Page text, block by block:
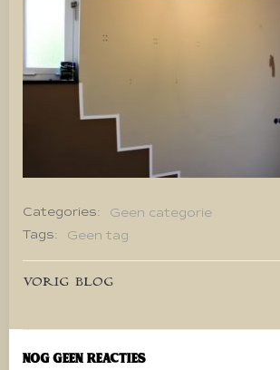
Categories:
Geen categorie
Tags:
Geen tag
Bericht
navigatie
VORIG BLOG
Nog geen reacties